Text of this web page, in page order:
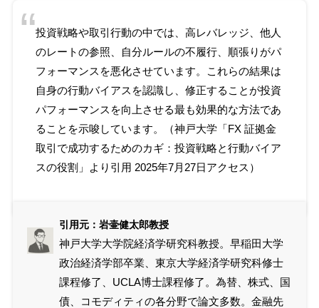
投資戦略や取引行動の中では、高レバレッジ、他人
のレートの参照、自分ルールの不履行、順張りがパ
フォーマンスを悪化させています。これらの結果は
自身の行動バイアスを認識し、修正することが投資
パフォーマンスを向上させる最も効果的な方法であ
ることを示唆しています。（神戸大学「FX 証拠金
取引で成功するためのカギ：投資戦略と行動バイア
スの役割 」より引用 2025年7月27日アクセス）
引用元：岩壷健太郎教授
神戸大学大学院経済学研究科教授。早稲田大学
政治経済学部卒業、東京大学経済学研究科修士
課程修了、UCLA博士課程修了。為替、株式、国
債、コモディティの各分野で論文多数。金融先